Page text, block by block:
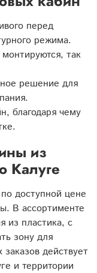
перед
режима.
так
решение для
благодаря чему
из
Калуге
доступной цене
В ассортименте
из пластика, с
зону для
действует
и территории